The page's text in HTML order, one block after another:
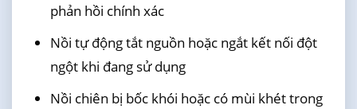
phản hồi chính xác
Nồi tự động tắt nguồn hoặc ngắt kết nối đột
ngột khi đang sử dụng
Nồi chiên bị bốc khói hoặc có mùi khét trong